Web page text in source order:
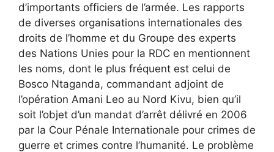
d’importants officiers de l’armée. Les rapports
de diverses organisations internationales des
droits de l’homme et du Groupe des experts
des Nations Unies pour la RDC en mentionnent
les noms, dont le plus fréquent est celui de
Bosco Ntaganda, commandant adjoint de
l’opération Amani Leo au Nord Kivu, bien qu’il
soit l’objet d’un mandat d’arrêt délivré en 2006
par la Cour Pénale Internationale pour crimes de
guerre et crimes contre l’humanité. Le problème